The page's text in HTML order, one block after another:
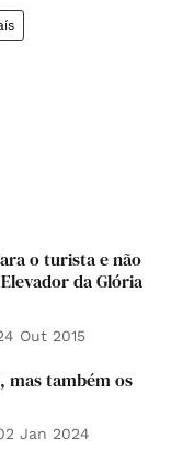
o turista e não
da Glória
Out 2015
mas também os
Jan 2024